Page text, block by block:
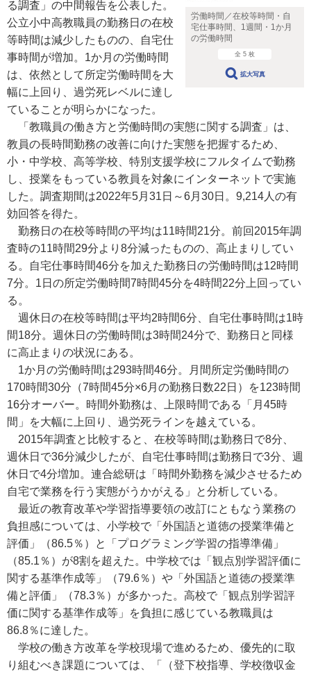
労働時間／在校等時間・自
宅仕事時間、1週間・1か月
の労働時間
全 5 枚
拡大写真
る調査」の中間報告を公表した。
公立小中高教職員の勤務日の在校
等時間は減少したものの、自宅仕
事時間が増加。1か月の労働時間
は、依然として所定労働時間を大
幅に上回り、過労死レベルに達し
ていることが明らかになった。
「教職員の働き方と労働時間の実態に関する調査」は、
教員の長時間勤務の改善に向けた実態を把握するため、
小・中学校、高等学校、特別支援学校にフルタイムで勤務
し、授業をもっている教員を対象にインターネットで実施
した。調査期間は2022年5月31日～6月30日。9,214人の有
効回答を得た。
勤務日の在校等時間の平均は11時間21分。前回2015年調
査時の11時間29分より8分減ったものの、高止まりしてい
る。自宅仕事時間46分を加えた勤務日の労働時間は12時間
7分。1日の所定労働時間7時間45分を4時間22分上回ってい
る。
週休日の在校等時間は平均2時間6分、自宅仕事時間は1時
間18分。週休日の労働時間は3時間24分で、勤務日と同様
に高止まりの状況にある。
1か月の労働時間は293時間46分。月間所定労働時間の
170時間30分（7時間45分×6月の勤務日数22日）を123時間
16分オーバー。時間外勤務は、上限時間である「月45時
間」を大幅に上回り、過労死ラインを越えている。
2015年調査と比較すると、在校等時間は勤務日で8分、
週休日で36分減少したが、自宅仕事時間は勤務日で3分、週
休日で4分増加。連合総研は「時間外勤務を減少させるため
自宅で業務を行う実態がうかがえる」と分析している。
最近の教育改革や学習指導要領の改訂にともなう業務の
負担感については、小学校で「外国語と道徳の授業準備と
評価」（86.5％）と「プログラミング学習の指導準備」
（85.1％）が8割を超えた。中学校では「観点別学習評価に
関する基準作成等」（79.6％）や「外国語と道徳の授業準
備と評価」（78.3％）が多かった。高校で「観点別学習評
価に関する基準作成等」を負担に感じている教職員は
86.8％に達した。
学校の働き方改革を学校現場で進めるため、優先的に取
り組むべき課題については、「（登下校指導、学校徴収金